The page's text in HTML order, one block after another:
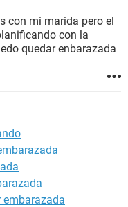
con mi marida pero el
con la
quedar enbarazada